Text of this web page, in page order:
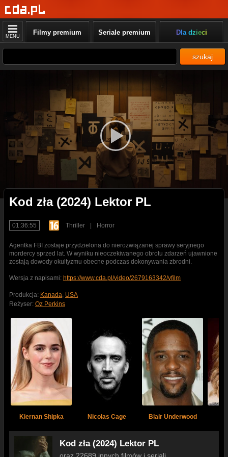
MENU Filmy premium Seriale premium Dla dzieci
szukaj
Kod zła (2024) Lektor PL
01:36:55 Thriller Horror
Agentka FBI zostaje przydzielona do nierozwiązanej sprawy seryjnego
mordercy sprzed lat. W wyniku nieoczekiwanego obrotu zdarzeń ujawnione
zostają dowody okultyzmu obecne podczas dokonywania zbrodni.
Wersja z napisami: https://www.cda.pl/video/2679163342/vfilm
Produkcja: Kanada, USA
Reżyser: Oz Perkins
Kiernan Shipka Nicolas Cage Blair Underwood
Kod zła (2024) Lektor PL